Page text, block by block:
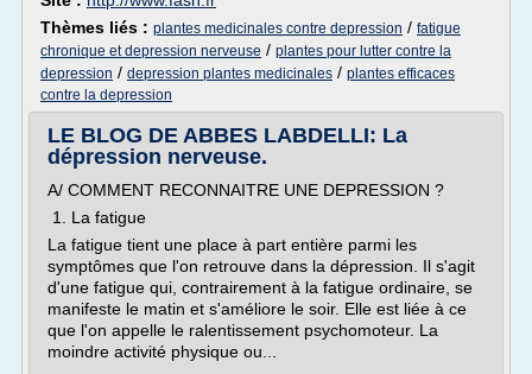
Thèmes liés : plantes medicinales contre depression / fatigue
chronique et depression nerveuse / plantes pour lutter contre la
depression / depression plantes medicinales / plantes efficaces
contre la depression
LE BLOG DE ABBES LABDELLI: La
dépression nerveuse.
A/ COMMENT RECONNAITRE UNE DEPRESSION ?
1. La fatigue
La fatigue tient une place à part entière parmi les
symptômes que l'on retrouve dans la dépression. Il s'agit
d'une fatigue qui, contrairement à la fatigue ordinaire, se
manifeste le matin et s'améliore le soir. Elle est liée à ce
que l'on appelle le ralentissement psychomoteur. La
moindre activité physique ou...